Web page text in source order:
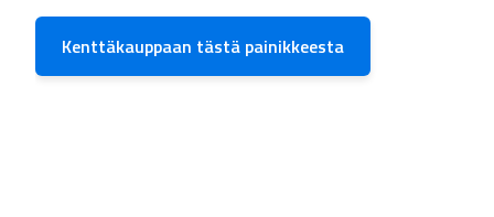
Kenttäkauppaan tästä painikkeesta